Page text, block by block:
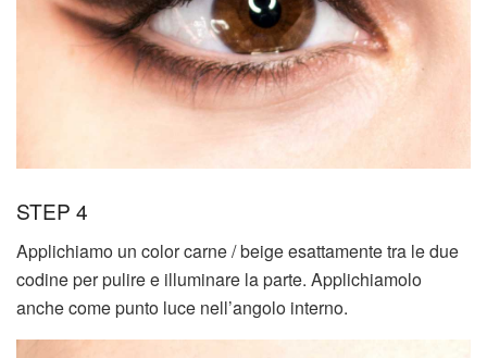
STEP 4
Applichiamo un color carne / beige esattamente tra le due
codine per pulire e illuminare la parte. Applichiamolo
anche come punto luce nell’angolo interno.